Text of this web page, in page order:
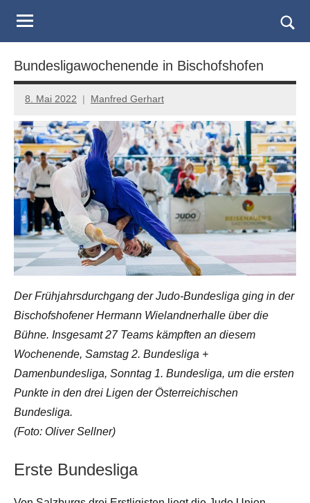
Judo
Landesverband
Salzburg
form
Bundesligawochenende in Bischofshofen
8. Mai 2022 Manfred Gerhart
Der Frühjahrsdurchgang der Judo-Bundesliga ging in der
Bischofshofener Hermann Wielandnerhalle über die
Bühne. Insgesamt 27 Teams kämpften an diesem
Wochenende, Samstag 2. Bundesliga +
Damenbundesliga, Sonntag 1. Bundesliga, um die ersten
Punkte in den drei Ligen der Österreichischen
Bundesliga.
(Foto: Oliver Sellner)
Erste Bundesliga